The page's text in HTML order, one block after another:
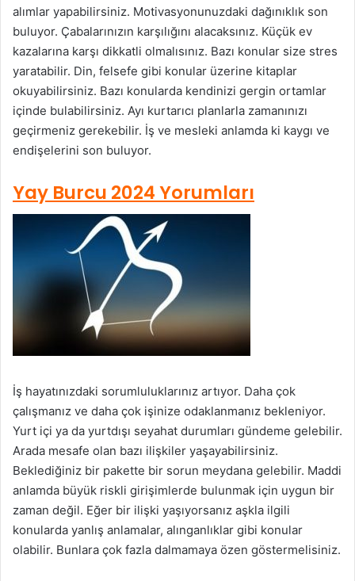
alımlar yapabilirsiniz. Motivasyonunuzdaki dağınıklık son
buluyor. Çabalarınızın karşılığını alacaksınız. Küçük ev
kazalarına karşı dikkatli olmalısınız. Bazı konular size stres
yaratabilir. Din, felsefe gibi konular üzerine kitaplar
okuyabilirsiniz. Bazı konularda kendinizi gergin ortamlar
içinde bulabilirsiniz. Ayı kurtarıcı planlarla zamanınızı
geçirmeniz gerekebilir. İş ve mesleki anlamda ki kaygı ve
endişelerini son buluyor.
Yay Burcu 2024 Yorumları
İş hayatınızdaki sorumluluklarınız artıyor. Daha çok
çalışmanız ve daha çok işinize odaklanmanız bekleniyor.
Yurt içi ya da yurtdışı seyahat durumları gündeme gelebilir.
Arada mesafe olan bazı ilişkiler yaşayabilirsiniz.
Beklediğiniz bir pakette bir sorun meydana gelebilir. Maddi
anlamda büyük riskli girişimlerde bulunmak için uygun bir
zaman değil. Eğer bir ilişki yaşıyorsanız aşkla ilgili
konularda yanlış anlamalar, alınganlıklar gibi konular
olabilir. Bunlara çok fazla dalmamaya özen göstermelisiniz.